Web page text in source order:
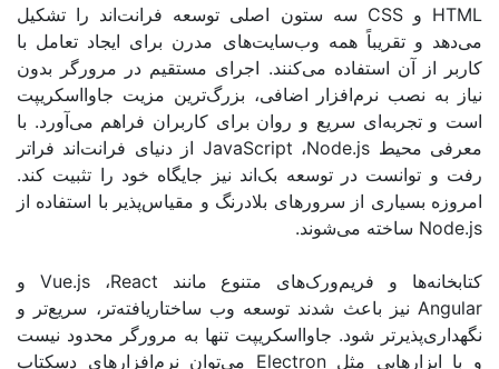
سه ستون اصلی توسعه فرانت‌اند را تشکیل
همه وب‌سایت‌های مدرن برای ایجاد تعامل با
آن استفاده می‌کنند. اجرای مستقیم در مرورگر بدون
نرم‌افزار اضافی، بزرگ‌ترین مزیت جاوااسکریپت
سریع و روان برای کاربران فراهم می‌آورد. با
Node.js ، JavaScript از دنیای فرانت‌اند فراتر
در توسعه بک‌اند نیز جایگاه خود را تثبیت کند.
از سرورهای بلادرنگ و مقیاس‌پذیر با استفاده از
ساخته می‌شوند.
و فریم‌ورک‌های متنوع مانندReact ،Vue.js
و
نیز باعث شدند توسعه وب ساختاریافته‌تر، سریع‌تر و
شود. جاوااسکریپت تنها به مرورگر محدود نیست
مثلElectron
می‌توان نرم‌افزارهای دسکتاپ